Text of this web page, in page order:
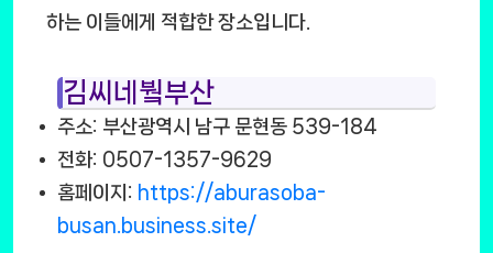
하는 이들에게 적합한 장소입니다.
김씨네붴부산
주소: 부산광역시 남구 문현동 539-184
전화: 0507-1357-9629
홈페이지: https://aburasoba-
busan.business.site/